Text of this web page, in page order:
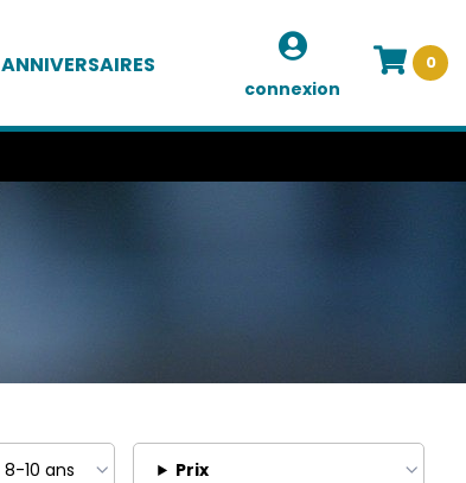
ANNIVERSAIRES
connexion
0
8-10 ans Prix